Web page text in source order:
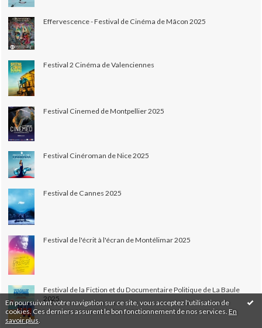
En poursuivant votre navigation sur ce site, vous acceptez l'utilisation de
cookies. Ces derniers assurent le bon fonctionnement de nos services. En
savoir plus
Effervescence - Festival de Cinéma de Mâcon 2025
Festival 2 Cinéma de Valenciennes
Festival Cinemed de Montpellier 2025
Festival Cinéroman de Nice 2025
Festival de Cannes 2025
Festival de l'écrit à l'écran de Montélimar 2025
Festival de la Fiction et du Documentaire Politique de La Baule
2025